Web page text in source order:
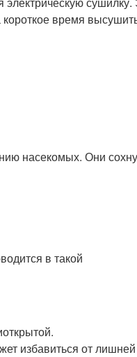
время
насекомых. Они
в такой
избавиться от лишней